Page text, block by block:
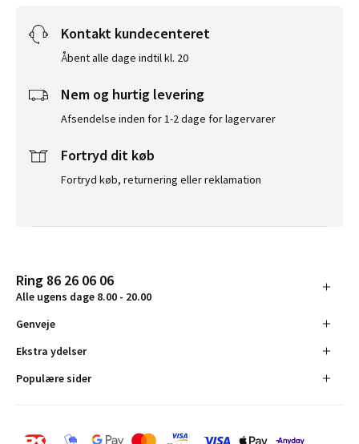
Kontakt kundecenteret
Åbent alle dage indtil kl. 20
Nem og hurtig levering
Afsendelse inden for 1-2 dage for lagervarer
Fortryd dit køb
Fortryd køb, returnering eller reklamation
Ring 86 26 06 06
Alle ugens dage 8.00 - 20.00
Genveje
Ekstra ydelser
Populære sider